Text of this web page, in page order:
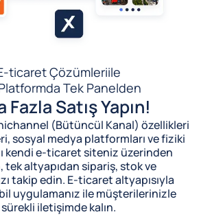
ticaret Çözümleriile
Tek Panelden
Fazla Satış Yapın!
(Bütüncül Kanal) özellikleri
sosyal medya platformları ve fiziki
kendi e-ticaret siteniz üzerinden
altyapıdan sipariş, stok ve
takip edin. E-ticaret altyapısıyla
uygulamanız ile müşterilerinizle
sürekli iletişimde kalın.